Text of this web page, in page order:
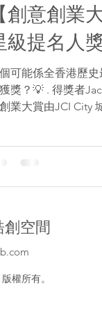
【創意創業
級提名人
可能係全香港歷
獎？💡 . 得獎者
業大賞由JCI City
創空間
權所有。